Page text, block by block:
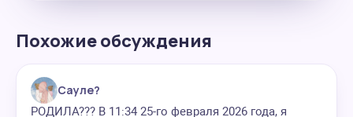
Похожие обсуждения
Сауле?
РОДИЛА??? В 11:34 25-го февраля 2026 года, я